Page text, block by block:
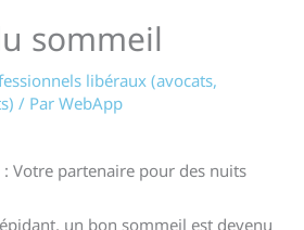
sommeil
libéraux (avocats,
/ ParWebApp
Votre partenaire pour des nuits
un bon sommeil est devenu